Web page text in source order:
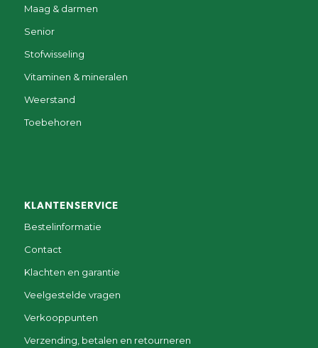
Maag & darmen
Senior
Stofwisseling
Vitaminen & mineralen
Weerstand
Toebehoren
KLANTENSERVICE
Bestelinformatie
Contact
Klachten en garantie
Veelgestelde vragen
Verkooppunten
Verzending, betalen en retourneren